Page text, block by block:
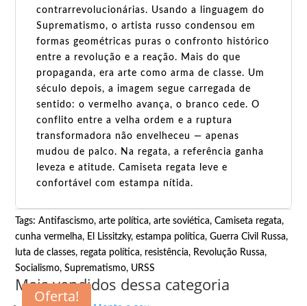
contrarrevolucionárias. Usando a linguagem do
Suprematismo, o artista russo condensou em
formas geométricas puras o confronto histórico
entre a revolução e a reação. Mais do que
propaganda, era arte como arma de classe. Um
século depois, a imagem segue carregada de
sentido: o vermelho avança, o branco cede. O
conflito entre a velha ordem e a ruptura
transformadora não envelheceu — apenas
mudou de palco. Na regata, a referência ganha
leveza e atitude. Camiseta regata leve e
confortável com estampa nítida.
Tags:Antifascismo,arte política,arte soviética,Camiseta regata,
cunha vermelha, El Lissitzky,estampa política,Guerra Civil Russa,
luta de classes, regata política, resistência, Revolução Russa,
Socialismo,Suprematismo, URSS
Mais vendidos dessa categoria
Oferta!